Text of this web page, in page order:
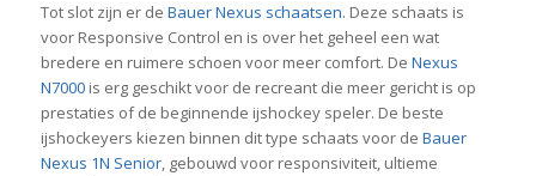
Tot slot zijn er de Bauer Nexus schaatsen. Deze schaats is
voor Responsive Control en is over het geheel een wat
bredere en ruimere schoen voor meer comfort. De Nexus
N7000is erg geschikt voor de recreant die meer gericht is op
prestaties of de beginnende ijshockey speler. De beste
ijshockeyers kiezen binnen dit type schaats voor de Bauer
Nexus 1N Senior, gebouwd voor responsiviteit, ultieme